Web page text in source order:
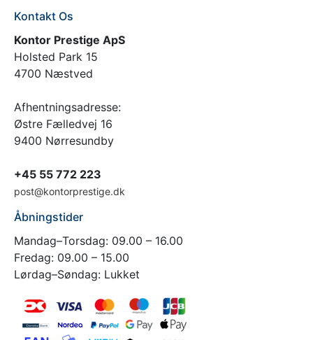
Kontakt Os
Kontor Prestige ApS
Holsted Park 15
4700 Næstved
Afhentningsadresse:
Østre Fælledvej 16
9400 Nørresundby
+45 55 772 223
post@kontorprestige.dk
Åbningstider
Mandag–Torsdag: 09.00 – 16.00
Fredag: 09.00 – 15.00
Lørdag–Søndag: Lukket